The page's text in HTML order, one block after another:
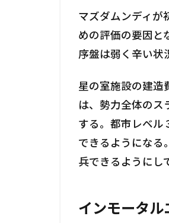
マズダムンディが
めの評価の要因と
序盤は弱く辛い状
星の室施設の建造
は、勢力全体のス
する。都市レベル
できるようになる
兵できるようにし
インモータル